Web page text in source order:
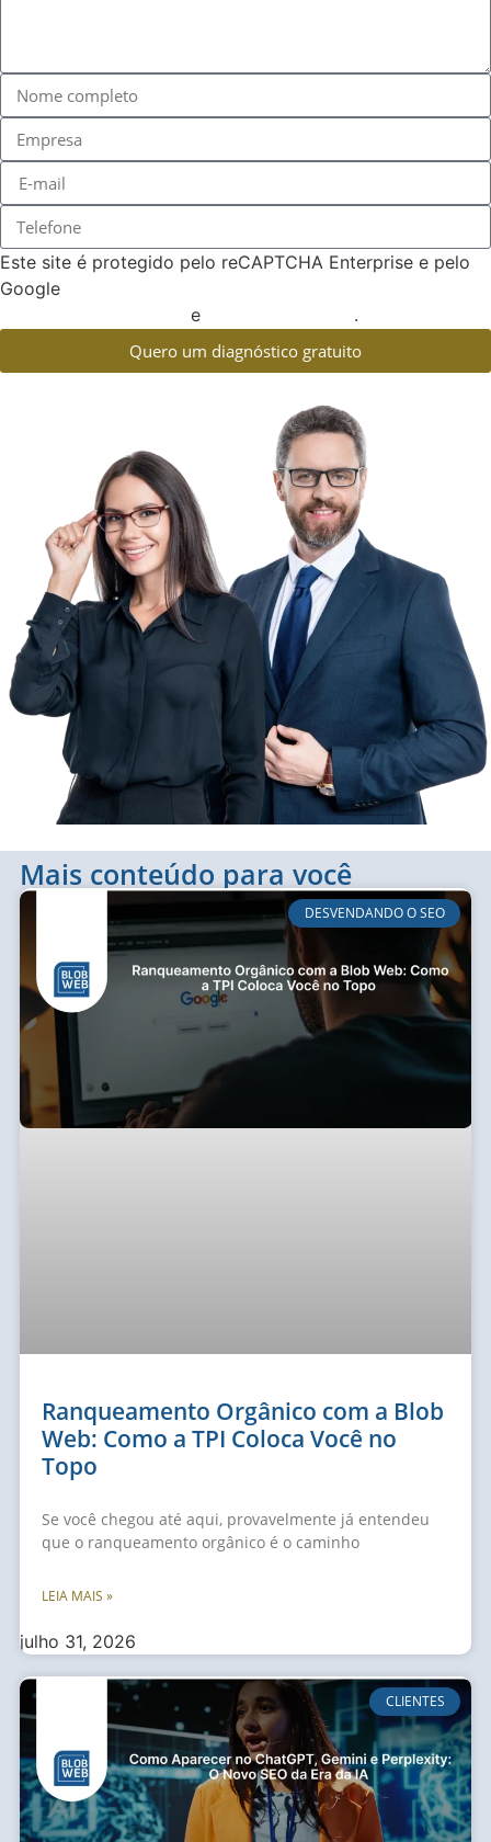
Este site é protegido pelo reCAPTCHA Enterprise e pelo
Google
e
.
Quero um diagnóstico gratuito
Mais conteúdo para você
DESVENDANDO O SEO
Ranqueamento Orgânico com a Blob
Web: Como a TPI Coloca Você no
Topo
Se você chegou até aqui, provavelmente já entendeu
que o ranqueamento orgânico é o caminho
LEIA MAIS »
julho 31, 2026
CLIENTES